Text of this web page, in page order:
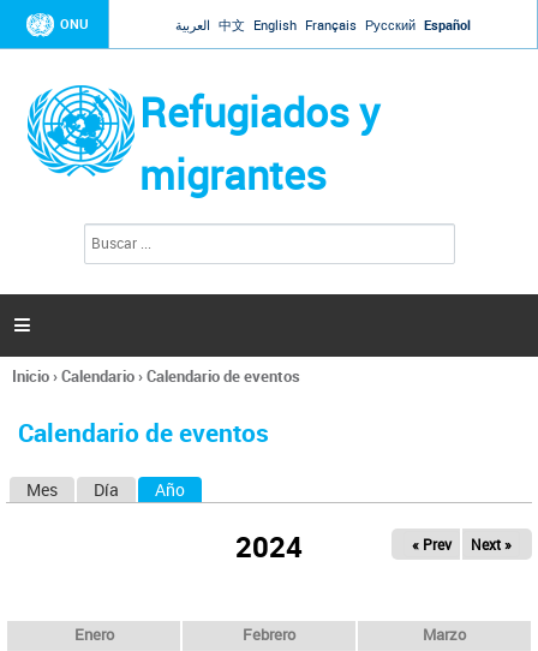
Jump to navigation
ONU العربية 中文 English Français Русский Español
Refugiados y
migrantes
l
s

Se
usted
Inicio›Calendario›Calendario de eventos
Calendario de eventos
Mes Día Año
2024 « Prev Next »
Enero Febrero Marzo